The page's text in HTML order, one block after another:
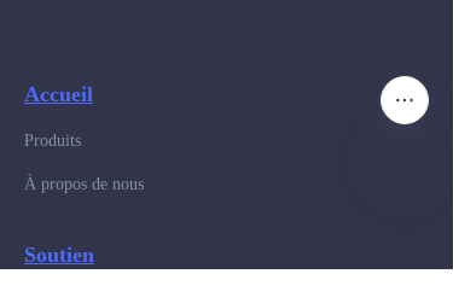
Accueil
Produits
À propos de nous
Soutien